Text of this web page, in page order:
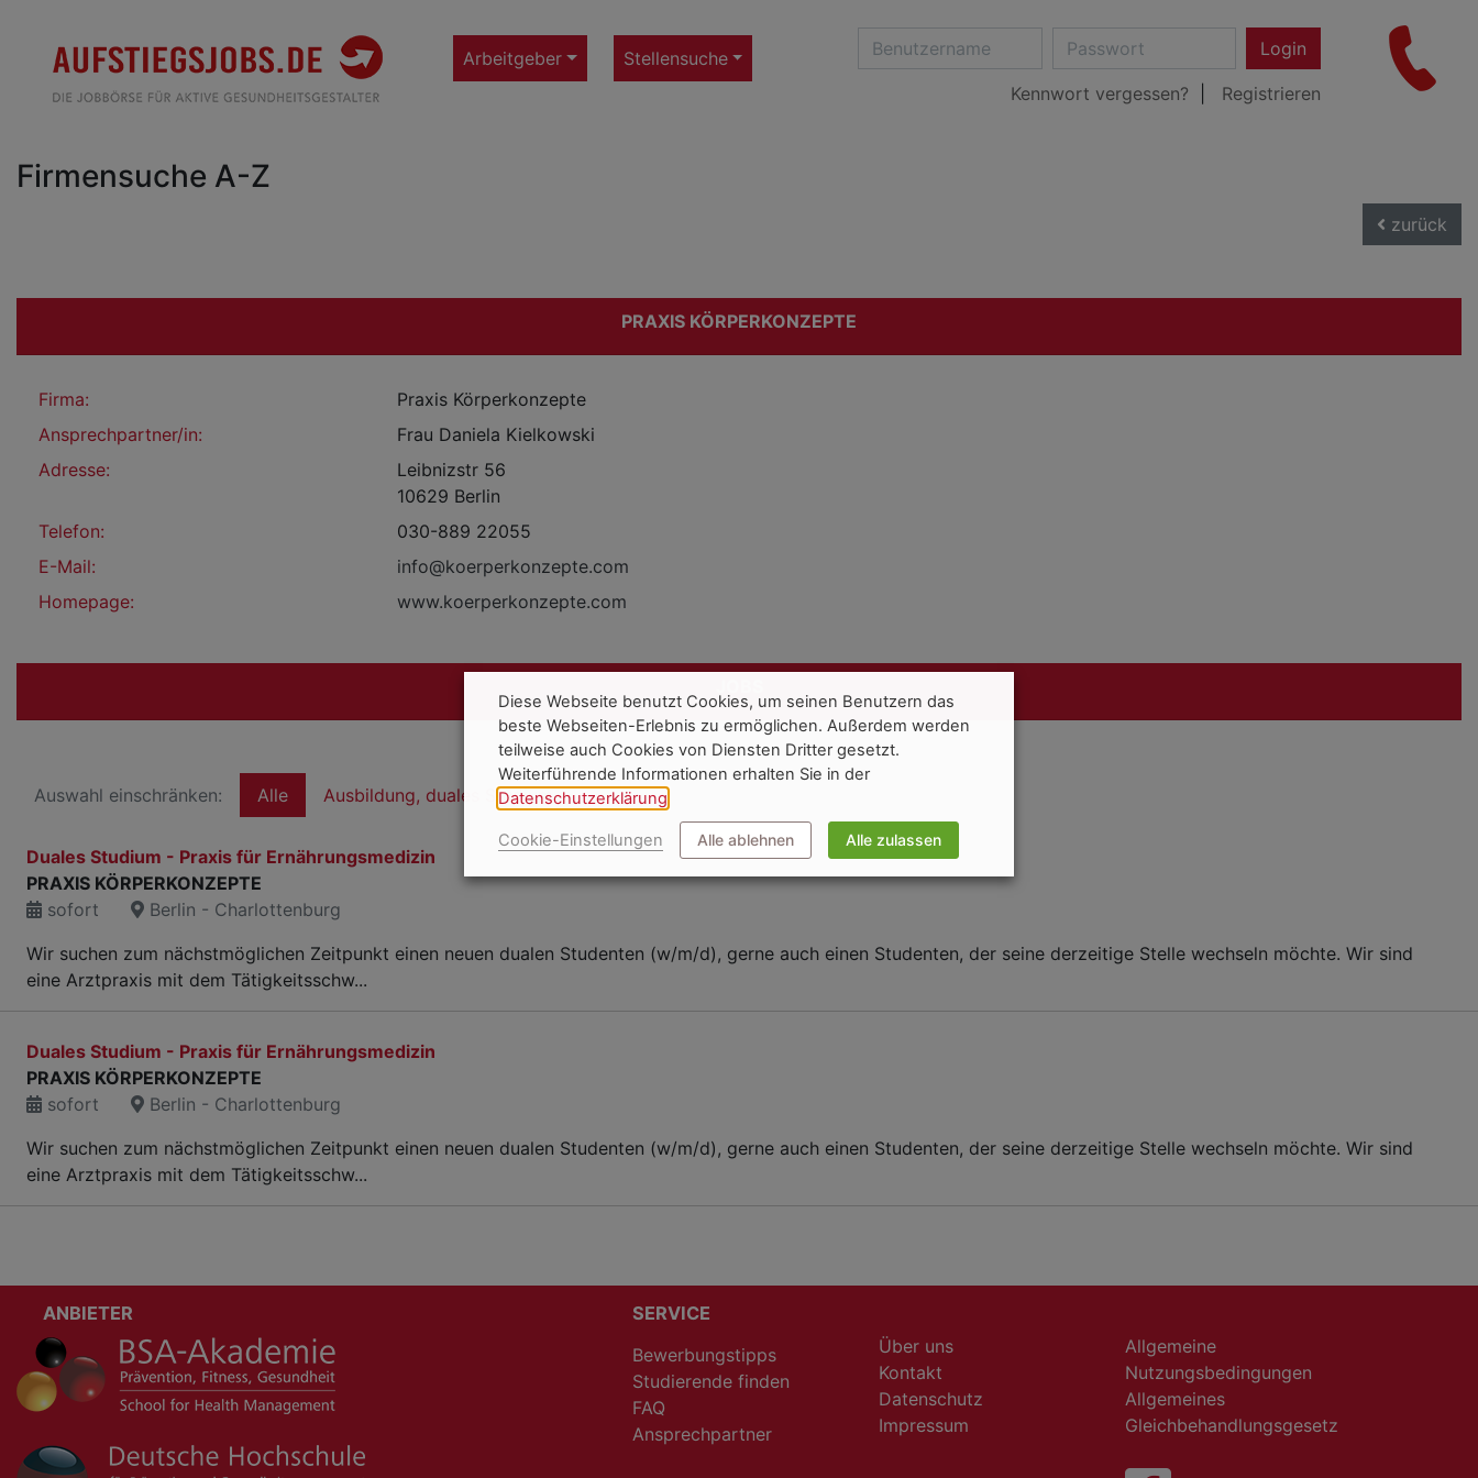
Arbeitgeber Stellensuche Login
Kennwort vergessen? Registrieren
Firmensuche A-Z
zurück
PRAXIS KÖRPERKONZEPTE
Firma:
Praxis Körperkonzepte
Ansprechpartner/in:
Frau Daniela Kielkowski
Adresse:
Leibnizstr 56
10629 Berlin
Telefon:
030-889 22055
E-Mail:
info@koerperkonzepte.com
Homepage:
www.koerperkonzepte.com
Auswahl einschränken: Alle Ausbildung, duales Studium
Duales Studium - Praxis für Ernährungsmedizin
PRAXIS KÖRPERKONZEPTE
sofort
Berlin - Charlottenburg
Wir suchen zum nächstmöglichen Zeitpunkt einen neuen dualen Studenten (w/m/d), gerne auch einen Studenten, der seine derzeitige Stelle wechseln möchte. Wir sind
eine Arztpraxis mit dem Tätigkeitsschw...
Duales Studium - Praxis für Ernährungsmedizin
PRAXIS KÖRPERKONZEPTE
sofort
Berlin - Charlottenburg
Wir suchen zum nächstmöglichen Zeitpunkt einen neuen dualen Studenten (w/m/d), gerne auch einen Studenten, der seine derzeitige Stelle wechseln möchte. Wir sind
eine Arztpraxis mit dem Tätigkeitsschw...
ANBIETER
SERVICE
Bewerbungstipps
Studierende finden
FAQ
Ansprechpartner
Über uns
Kontakt
Datenschutz
Impressum
Allgemeine
Nutzungsbedingungen
Allgemeines
Gleichbehandlungsgesetz
Diese Webseite benutzt Cookies, um seinen Benutzern das
beste Webseiten-Erlebnis zu ermöglichen. Außerdem werden
teilweise auch Cookies von Diensten Dritter gesetzt.
Weiterführende Informationen erhalten Sie in der
Datenschutzerklärung
Cookie-Einstellungen Alle ablehnen Alle zulassen